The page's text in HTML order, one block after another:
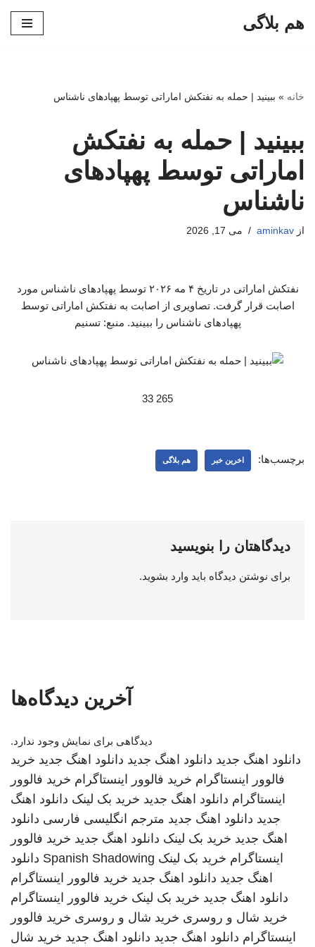
هم بلاگی
خانه » ببینید | حمله به نفتکش اماراتی توسط پهپادهای ناشناس
ببینید | حمله به نفتکش
اماراتی توسط پهپادهای
ناشناس
از aminkav می 17, 2026
نفتکش اماراتی در تاریخ ۴ مه ۲۰۲۶ توسط پهپادهای ناشناس مورد
اصابت قرار گرفت. تصاویری از اصابت به نفتکش اماراتی توسط
پهپادهای ناشناس را ببینید. منبع: تسنیم
265 33
برچسب‌ها: اخرین خبر هم بلاگی
دیدگاهتان را بنویسید
برای نوشتن دیدگاه باید وارد بشوید.
آخرین دیدگاه‌ها
دیدگاهی برای نمایش وجود ندارد.
دانلود اهنگ جدید دانلود اهنگ جدید دانلود اهنگ جدید خرید
فالوور اینستاگرام خرید فالوور اینستاگرام خرید فالوور
اینستاگرام دانلود اهنگ جدید خرید بک لینک دانلود اهنگ
جدید دانلود اهنگ جدید مترجم انگلیسی فارسی دانلود
اهنگ جدید خرید بک لینک دانلود اهنگ جدید خرید فالوور
اینستاگرام خرید بک لینک Spanish Shadowing دانلود
اهنگ جدید دانلود اهنگ جدید خرید فالوور اینستاگرام
دانلود اهنگ جدید خرید بک لینک خرید فالوور اینستاگرام
خرید شال و روسری خرید شال و روسری خرید فالوور
اینستاگرام دانلود اهنگ جدید دانلود اهنگ جدید خرید شال